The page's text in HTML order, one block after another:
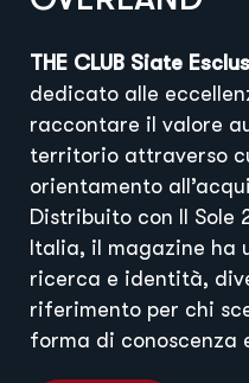
THE CLUB Siate
dedicato alle
raccontare il valore
territorio attraverso
orientamento
Distribuito con Il Sole
Italia, il magazine ha
ricerca e identità,
riferimento per chi
forma di conoscenza